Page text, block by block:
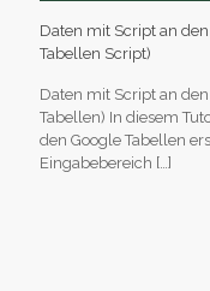
Daten mit Script an
Tabellen Script)
Daten mit Script an
Tabellen) In diesem
den Google Tabellen
Eingabebereich […]